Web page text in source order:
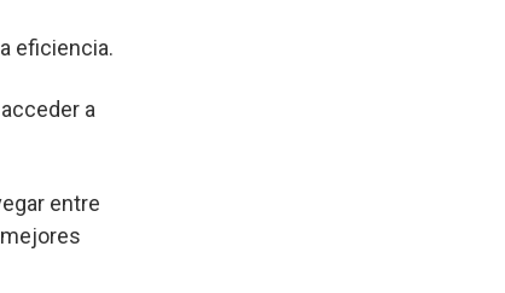
eficiencia.
a
entre